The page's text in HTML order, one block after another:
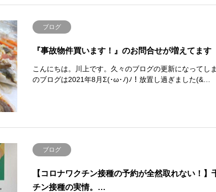
ブログ
『事故物件買います！』のお問合せが増えてます
こんにちは。川上です。久々のブログの更新になってし
のブログは2021年8月Σ(･ω･ﾉ)ﾉ！放置し過ぎました(&…
ブログ
【コロナワクチン接種の予約が全然取れない！】
チン接種の実情。…